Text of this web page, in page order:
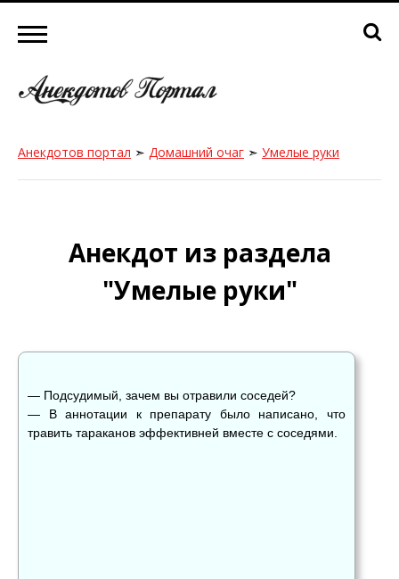
Анекдотов портал ➣ Домашний очаг ➣ Умелые руки
Анекдот из раздела
"Умелые руки"
— Подсудимый, зачем вы отравили соседей?
— В аннотации к препарату было написано, что
травить тараканов эффективней вместе с соседями.